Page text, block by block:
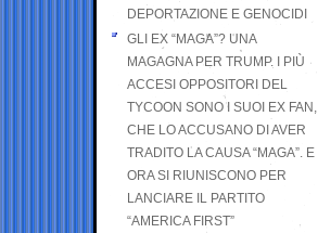
DEPORTAZIONE E GENOCIDI
GLI EX “MAGA”? UNA
MAGAGNA PER TRUMP. I PIÙ
ACCESI OPPOSITORI DEL
TYCOON SONO I SUOI EX FAN,
CHE LO ACCUSANO DI AVER
TRADITO LA CAUSA “MAGA”. E
ORA SI RIUNISCONO PER
LANCIARE IL PARTITO
“AMERICA FIRST”